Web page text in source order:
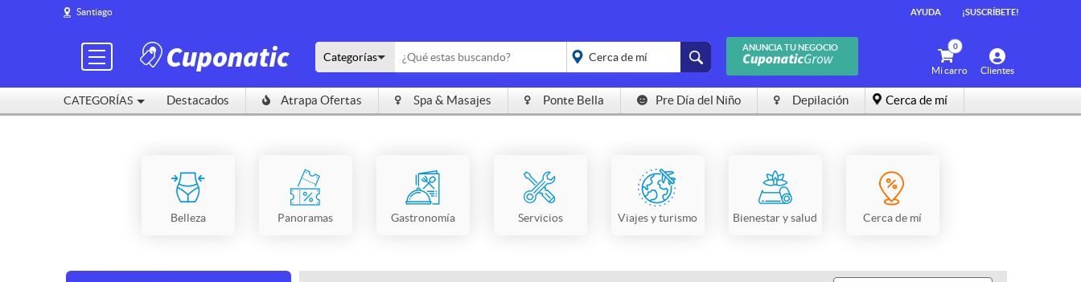
Santiago AYUDA ¡SUSCRÍBETE!
CATEGORÍAS
ANUNCIA TU NEGOCIO
Clientes
Categorías
placeholder="Todo el
0
Mi carro
Destacados Atrapa Ofertas Spa & Masajes Ponte Bella Pre Día del Niño Depilación Cerca de mí
Belleza Panoramas Gastronomía Servicios Viajes y turismo Bienestar y salud Cerca de mí